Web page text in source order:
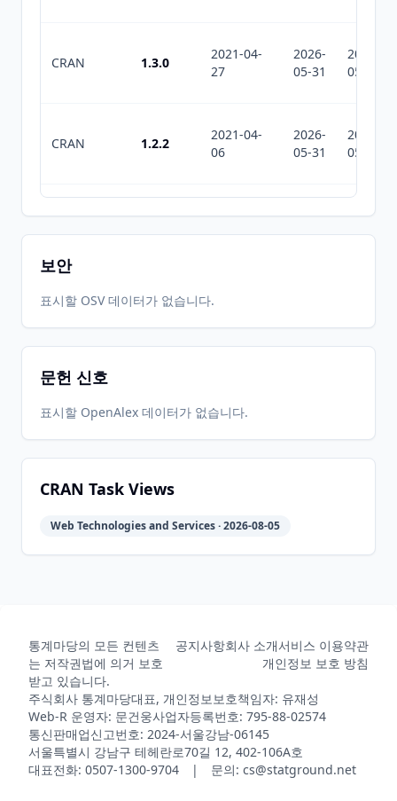
CRAN 1.3.0
2021-04-
27
2026-
05-31
2026-
05-31
CRAN 1.2.2
2021-04-
06
2026-
05-31
2026-
05-31
2021-02-
09
2026-
05-31
2026-
05-31
CRAN 1.2.0
CRAN
2020-05-
2026-
2026-
08
05-31
05-31
15
05-31
05-31
CRAN 1.0.4
2019-09-
20
2026-
05-31
2019-07-
2026-
2026-
보안
표시할 OSV 데이터가 없습니다.
문헌 신호
표시할 OpenAlex 데이터가 없습니다.
CRAN Task Views
Web Technologies and Services · 2026-08-05
통계마당의 모든 컨텐츠
는 저작권법에 의거 보호
받고 있습니다.
공지사항회사 소개서비스 이용약관
개인정보 보호 방침
주식회사 통계마당대표, 개인정보보호책임자: 유재성
Web-R 운영자: 문건웅사업자등록번호: 795-88-02574
통신판매업신고번호: 2024-서울강남-06145
서울특별시 강남구 테헤란로70길 12, 402-106A호
대표전화: 0507-1300-9704 | 문의: cs@statground.net